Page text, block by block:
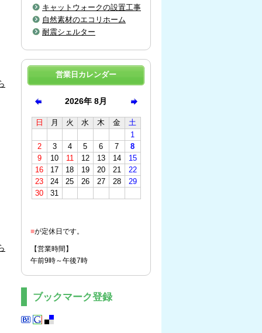
キャットウォークの設置工事
自然素材のエコリホーム
耐震シェルター
営業日カレンダー
■が定休日です。
【営業時間】
午前9時～午後7時
ブックマーク登録